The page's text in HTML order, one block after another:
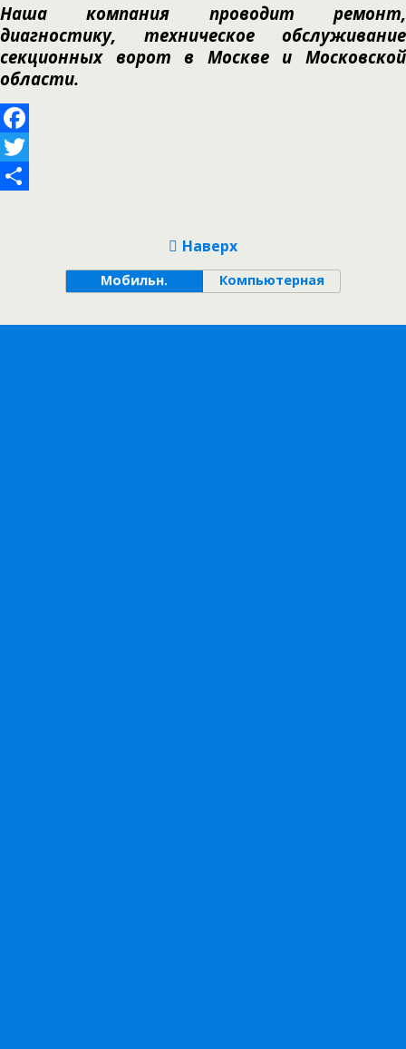
Наша компания проводит ремонт,
диагностику, техническое обслуживание
секционных ворот в Москве и Московской
области.
Facebook
Twitter
Наверх
Мобильн. Компьютерная